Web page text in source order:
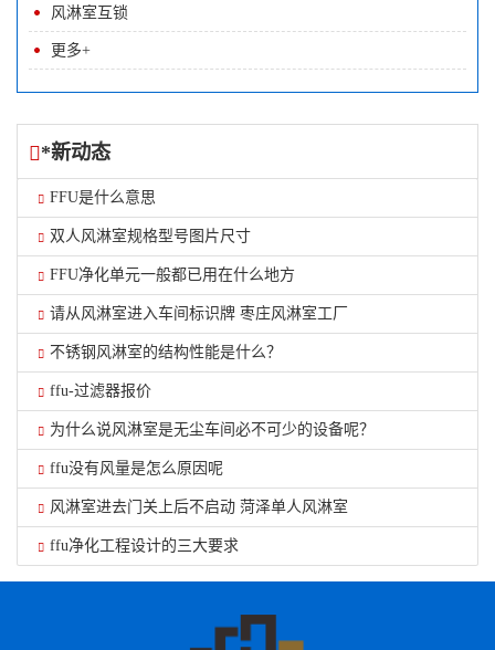
风淋室互锁
更多+
*新动态
FFU是什么意思
双人风淋室规格型号图片尺寸
FFU净化单元一般都已用在什么地方
请从风淋室进入车间标识牌 枣庄风淋室工厂
不锈钢风淋室的结构性能是什么？
ffu-过滤器报价
为什么说风淋室是无尘车间必不可少的设备呢？
ffu没有风量是怎么原因呢
风淋室进去门关上后不启动 菏泽单人风淋室
ffu净化工程设计的三大要求